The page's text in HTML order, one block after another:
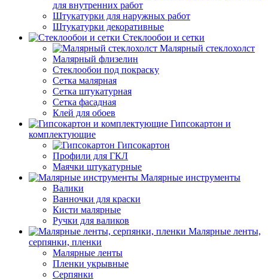
для внутренних работ
Штукатурки для наружных работ
Штукатурки декоративные
Стеклообои и сетки
Малярный стеклохолст
Малярный флизелин
Стеклообои под покраску
Сетка малярная
Сетка штукатурная
Сетка фасадная
Клей для обоев
Гипсокартон и
комплектующие
Гипсокартон
Профили для ГКЛ
Маячки штукатурные
Малярные инструменты
Валики
Ванночки для краски
Кисти малярные
Ручки для валиков
Малярные ленты,
серпянки, пленки
Малярные ленты
Пленки укрывные
Серпянки